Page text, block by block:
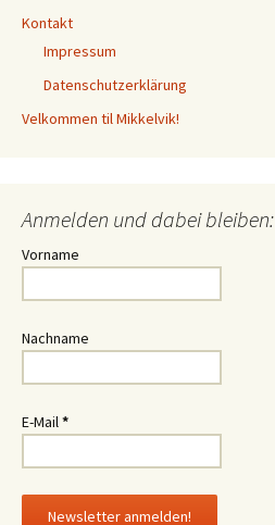
Kontakt
Impressum
Datenschutzerklärung
Velkommen til Mikkelvik!
Anmelden und dabei bleiben:
Vorname
Nachname
E-Mail*